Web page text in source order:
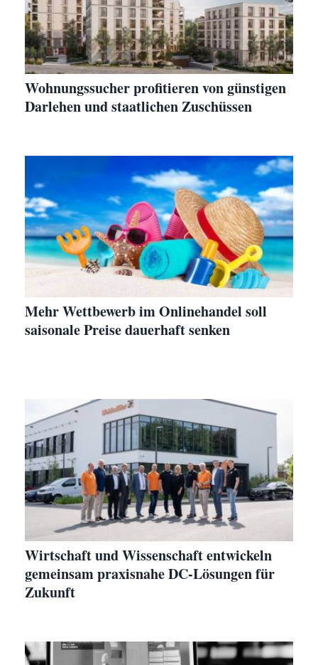
Wohnungssucher profitieren von günstigen
Darlehen und staatlichen Zuschüssen
Mehr Wettbewerb im Onlinehandel soll
saisonale Preise dauerhaft senken
Wirtschaft und Wissenschaft entwickeln
gemeinsam praxisnahe DC-Lösungen für
Zukunft